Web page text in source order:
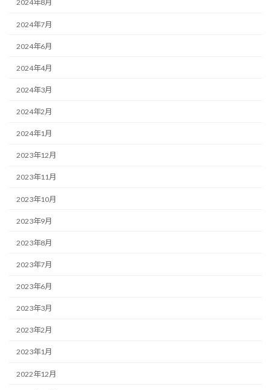
2024年8月
2024年7月
2024年6月
2024年4月
2024年3月
2024年2月
2024年1月
2023年12月
2023年11月
2023年10月
2023年9月
2023年8月
2023年7月
2023年6月
2023年3月
2023年2月
2023年1月
2022年12月